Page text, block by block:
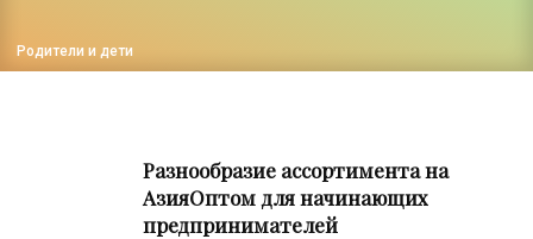
Родители и дети
Разнообразие ассортимента на
АзияОптом для начинающих
предпринимателей